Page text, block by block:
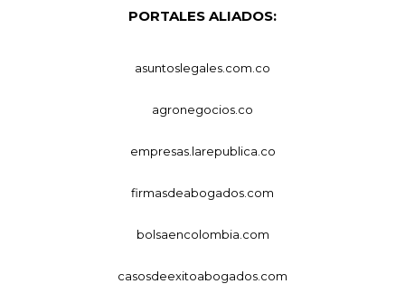
PORTALES ALIADOS:
asuntoslegales.com.co
agronegocios.co
empresas.larepublica.co
firmasdeabogados.com
bolsaencolombia.com
casosdeexitoabogados.com